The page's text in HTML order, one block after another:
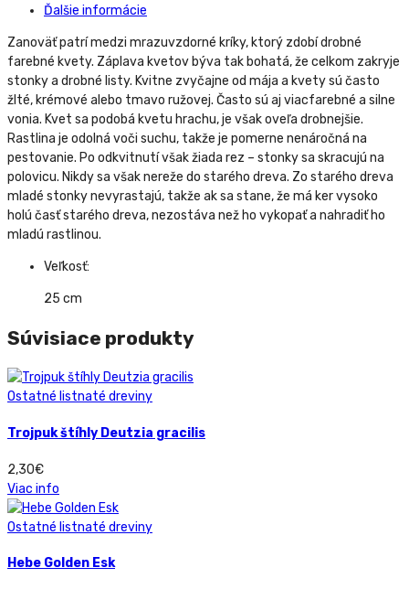
Ďalšie informácie
Zanoväť patrí medzi mrazuvzdorné kríky, ktorý zdobí drobné
farebné kvety. Záplava kvetov býva tak bohatá, že celkom zakryje
stonky a drobné listy. Kvitne zvyčajne od mája a kvety sú často
žlté, krémové alebo tmavo ružovej. Často sú aj viacfarebné a silne
vonia. Kvet sa podobá kvetu hrachu, je však oveľa drobnejšie.
Rastlina je odolná voči suchu, takže je pomerne nenáročná na
pestovanie. Po odkvitnutí však žiada rez – stonky sa skracujú na
polovicu. Nikdy sa však nereže do starého dreva. Zo starého dreva
mladé stonky nevyrastajú, takže ak sa stane, že má ker vysoko
holú časť starého dreva, nezostáva než ho vykopať a nahradiť ho
mladú rastlinou.
Veľkosť:
25 cm
Súvisiace produkty
Ostatné listnaté dreviny
Trojpuk štíhly Deutzia gracilis
2,30€
Viac info
Ostatné listnaté dreviny
Hebe Golden Esk